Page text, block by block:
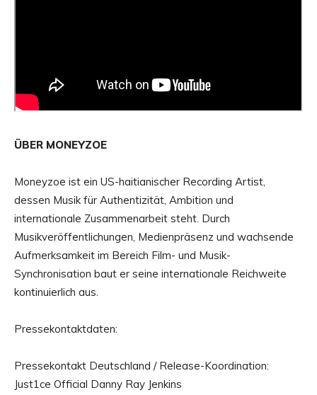
ÜBER MONEYZOE
Moneyzoe ist ein US-haitianischer Recording Artist,
dessen Musik für Authentizität, Ambition und
internationale Zusammenarbeit steht. Durch
Musikveröffentlichungen, Medienpräsenz und wachsende
Aufmerksamkeit im Bereich Film- und Musik-
Synchronisation baut er seine internationale Reichweite
kontinuierlich aus.
Pressekontaktdaten:
Pressekontakt Deutschland / Release-Koordination:
Just1ce Official Danny Ray Jenkins